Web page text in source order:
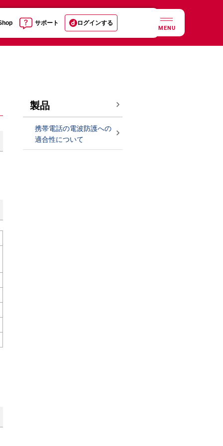
サポート ログインする
MENU
製品
携帯電話の電波防護への
適合性について